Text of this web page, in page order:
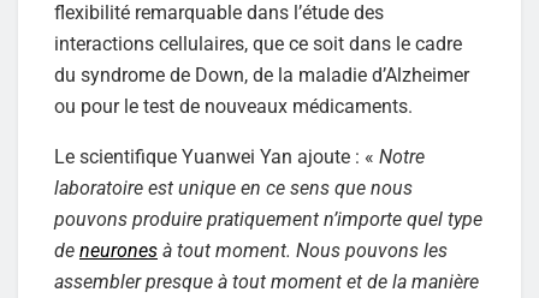
flexibilité remarquable dans l’étude des
interactions cellulaires, que ce soit dans le cadre
du syndrome de Down, de la maladie d’Alzheimer
ou pour le test de nouveaux médicaments.
Le scientifique Yuanwei Yan ajoute : « Notre
laboratoire est unique en ce sens que nous
pouvons produire pratiquement n’importe quel type
de neurones à tout moment. Nous pouvons les
assembler presque à tout moment et de la manière